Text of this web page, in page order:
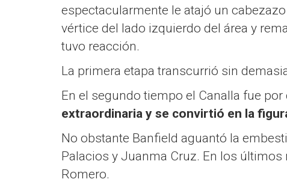
espectacularmente le atajó un
vértice del lado izquierdo del área y
tuvo reacción.
La primera etapa transcurrió sin
En el segundo tiempo el Canalla fue por
extraordinaria y se convirtió en la
No obstante Banfield aguantó la
Palacios y Juanma Cruz. En los
Romero.